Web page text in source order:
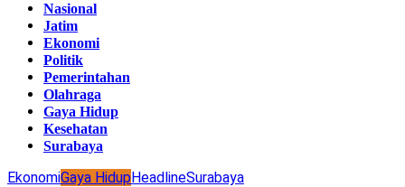
Nasional
Jatim
Ekonomi
Politik
Pemerintahan
Olahraga
Gaya Hidup
Kesehatan
Surabaya
EkonomiGaya HidupHeadlineSurabaya